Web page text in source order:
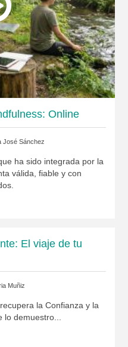
Online
José Sánchez
ha sido integrada por la
válida, fiable y con
El viaje de tu
Muñiz
la Confianza y la
demuestro...